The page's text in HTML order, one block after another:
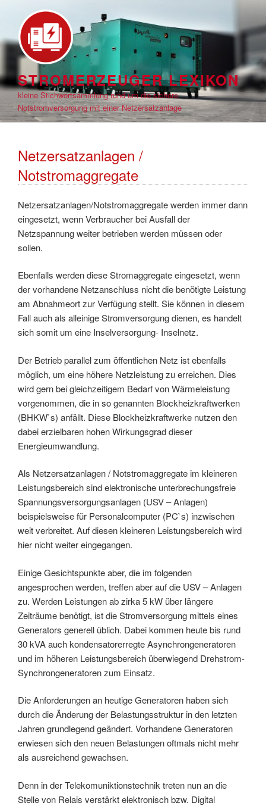
springen
STROMERZEUGER LEXIKON
kleine Stichwortsammlung rund um die sichere
Notstromversorgung mit einer Netzersatzanlage
Netzersatzanlagen /
Notstromaggregate
Netzersatzanlagen/Notstromaggregate werden immer dann
eingesetzt, wenn Verbraucher bei Ausfall der
Netzspannung weiter betrieben werden müssen oder
sollen.
Ebenfalls werden diese Stromaggregate eingesetzt, wenn
der vorhandene Netzanschluss nicht die benötigte Leistung
am Abnahmeort zur Verfügung stellt. Sie können in diesem
Fall auch als alleinige Stromversorgung dienen, es handelt
sich somit um eine Inselversorgung- Inselnetz.
Der Betrieb parallel zum öffentlichen Netz ist ebenfalls
möglich, um eine höhere Netzleistung zu erreichen. Dies
wird gern bei gleichzeitigem Bedarf von Wärmeleistung
vorgenommen, die in so genannten Blockheizkraftwerken
(BHKW`s) anfällt. Diese Blockheizkraftwerke nutzen den
dabei erzielbaren hohen Wirkungsgrad dieser
Energieumwandlung.
Als Netzersatzanlagen / Notstromaggregate im kleineren
Leistungsbereich sind elektronische unterbrechungsfreie
Spannungsversorgungsanlagen (USV – Anlagen)
beispielsweise für Personalcomputer (PC`s) inzwischen
weit verbreitet. Auf diesen kleineren Leistungsbereich wird
hier nicht weiter eingegangen.
Einige Gesichtspunkte aber, die im folgenden
angesprochen werden, treffen aber auf die USV – Anlagen
zu. Werden Leistungen ab zirka 5 kW über längere
Zeiträume benötigt, ist die Stromversorgung mittels eines
Generators generell üblich. Dabei kommen heute bis rund
30 kVA auch kondensatorerregte Asynchrongeneratoren
und im höheren Leistungsbereich überwiegend Drehstrom-
Synchrongeneratoren zum Einsatz.
Die Anforderungen an heutige Generatoren haben sich
durch die Änderung der Belastungsstruktur in den letzten
Jahren grundlegend geändert. Vorhandene Generatoren
erwiesen sich den neuen Belastungen oftmals nicht mehr
als ausreichend gewachsen.
Denn in der Telekomuniktionstechnik treten nun an die
Stelle von Relais verstärkt elektronisch bzw. Digital